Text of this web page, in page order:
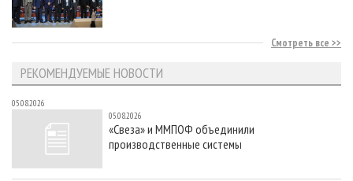
Смотреть все
РЕКОМЕНДУЕМЫЕ НОВОСТИ
05.08.2026
05.08.2026
«Свеза» и ММПОФ объединили
производственные системы